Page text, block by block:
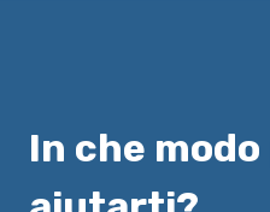
In che